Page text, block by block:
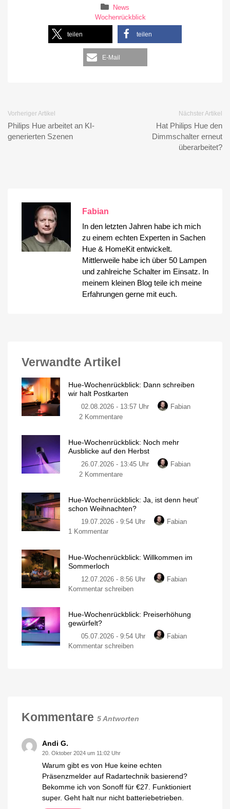
News
Wochenrückblick
teilen teilen
E-Mail
Vorheriger Artikel
Philips Hue arbeitet an KI-
generierten Szenen
Nächster Artikel
Hat Philips Hue den
Dimmschalter erneut
überarbeitet?
Fabian
In den letzten Jahren habe ich mich
zu einem echten Experten in Sachen
Hue & HomeKit entwickelt.
Mittlerweile habe ich über 50 Lampen
und zahlreiche Schalter im Einsatz. In
meinem kleinen Blog teile ich meine
Erfahrungen gerne mit euch.
Verwandte Artikel
Hue-Wochenrückblick: Dann schreiben
wir halt Postkarten
02.08.2026 - 13:57 Uhr
Fabian
2 Kommentarezu
Dann
schreiben
wir
halt
Blog
Hue-Wochenrückblick: Noch mehr
Ausblicke auf den Herbst
26.07.2026 - 13:45 Uhr
Fabian
2 Kommentarezu
Noch
mehr
Ausblicke
Mein
Hue-Wochenrückblick: Ja, ist denn heut’
schon Weihnachten?
19.07.2026 - 9:54 Uhr
Fabian
1 Kommentarzu
Ja,
ist
denn
heut’
Mein
Hue-Wochenrückblick: Willkommen im
Sommerloch
12.07.2026 - 8:56 Uhr
Fabian
Kommentar schreibenzu
Willkommen
Sommerloch
startet
Hue-Wochenrückblick: Preiserhöhung
gewürfelt?
05.07.2026 - 9:54 Uhr
Fabian
Kommentar schreibenzu
Kommentare 5 Antworten
Andi G.
20. Oktober 2024 um 11:02 Uhr
Warum gibt es von Hue keine echten
Präsenzmelder auf Radartechnik basierend?
Bekomme ich von Sonoff für €27. Funktioniert
super. Geht halt nur nicht batteriebetrieben.